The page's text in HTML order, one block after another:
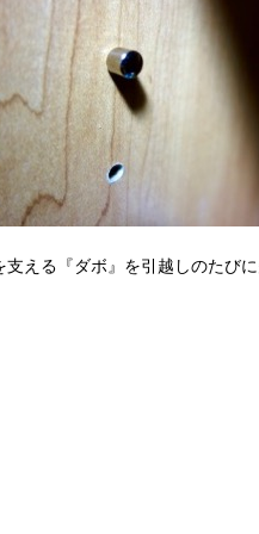
える『ダボ』を引越しのたび